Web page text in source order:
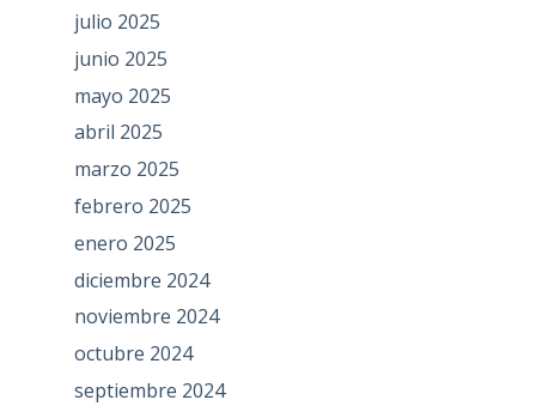
julio 2025
junio 2025
mayo 2025
abril 2025
marzo 2025
febrero 2025
enero 2025
diciembre 2024
noviembre 2024
octubre 2024
septiembre 2024